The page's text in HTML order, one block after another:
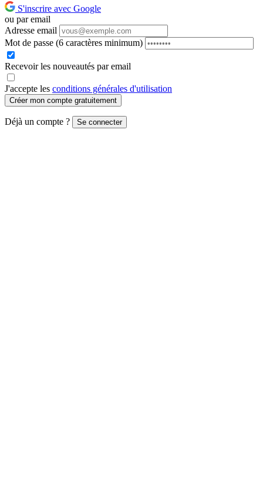
S'inscrire avec Google
ou par email
Adresse email
Mot de passe (6 caractères minimum)
Recevoir les nouveautés par email
J'accepte les conditions générales d'utilisation
Créer mon compte gratuitement
Déjà un compte ? Se connecter